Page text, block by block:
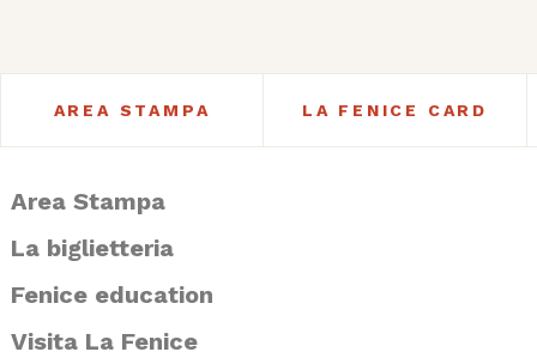
AREA STAMPA LA FENICE CARD
Area Stampa
La biglietteria
Fenice education
Visita La Fenice